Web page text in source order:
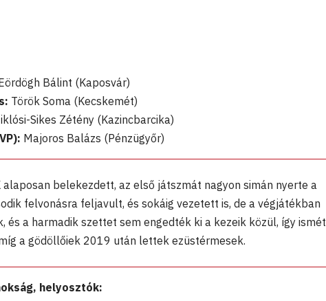
Bálint (Kaposvár)
Török Soma (Kecskemét)
Sikes Zétény (Kazincbarcika)
Majoros Balázs (Pénzügyőr)
alaposan belekezdett, az első játszmát nagyon simán nyerte a
felvonásra feljavult, és sokáig vezetett is, de a végjátékban
és a harmadik szettet sem engedték ki a kezeik közül, így ismét
a gödöllőiek 2019 után lettek ezüstérmesek.
helyosztók: